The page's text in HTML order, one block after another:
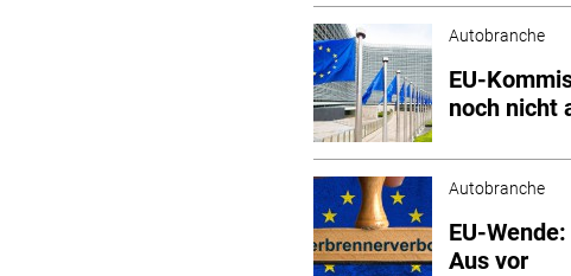
Autobranche
EU-
noch nicht
Autobranche
EU-
Aus vor